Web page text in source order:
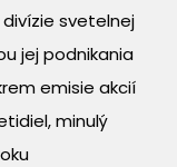
divízie svetelnej
jej podnikania
emisie akcií
minulý